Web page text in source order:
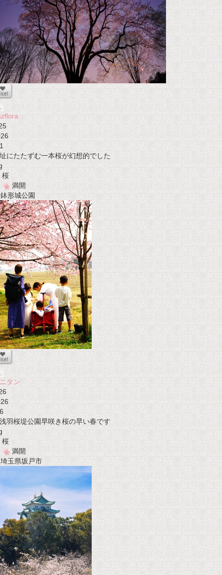
1
にたたずむ一本桜が幻想的でした
桜
満開
形城公園
タン
6
羽桜堤公園早咲き桜の早い春です
桜
満開
玉県坂戸市